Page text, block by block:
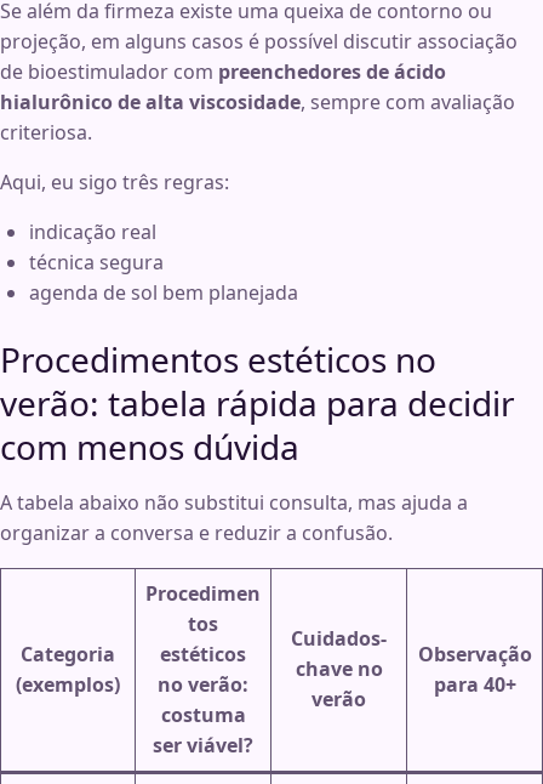
Se além da firmeza existe uma queixa de contorno ou
projeção, em alguns casos é possível discutir associação
de bioestimulador com preenchedores de ácido
hialurônico de alta viscosidade, sempre com avaliação
criteriosa.
Aqui, eu sigo três regras:
indicação real
técnica segura
agenda de sol bem planejada
Procedimentos estéticos no
verão: tabela rápida para decidir
com menos dúvida
A tabela abaixo não substitui consulta, mas ajuda a
organizar a conversa e reduzir a confusão.
Categoria
(exemplos)
Procedimen
tos
estéticos
no verão:
costuma
ser viável?
Cuidados-
chave no
verão
Observação
para 40+